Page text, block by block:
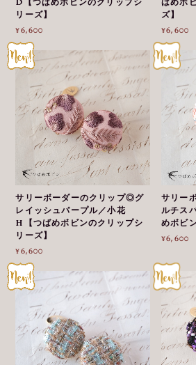
リーズ】
¥6,600
ズ】
¥6,600
サリーボーダーのクリップ◎グ
レイッシュパープル／小花
H【つばめボビンのクリップシ
リーズ】
¥6,600
サリー
ルチス
めボビ
¥6,600